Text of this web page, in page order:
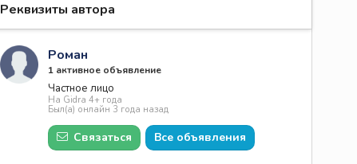
Реквизиты автора
Роман
1 активное объявление
Частное лицо
На Gidra 4+ года
Был(а) онлайн 3 года назад
Связаться Все объявления